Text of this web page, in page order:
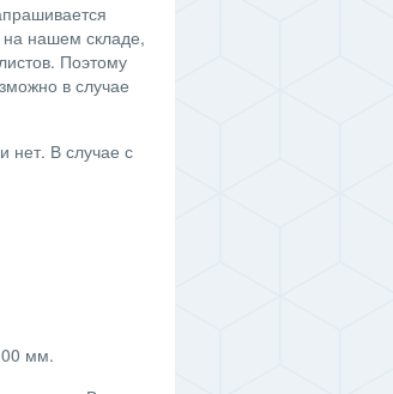
на нашем складе,
Поэтому
в случае
нет. В случае с
мм.